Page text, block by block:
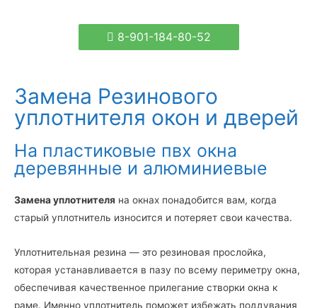
8-901-184-80-52
Замена Резинового
уплотнителя окон и дверей
На пластиковые пвх окна
деревянные и алюминиевые
Замена уплотнителя на окнах понадобится вам, когда
старый уплотнитель износится и потеряет свои качества.
Уплотнительная резина — это резиновая прослойка,
которая устанавливается в пазу по всему периметру окна,
обеспечивая качественное прилегание створки окна к
раме. Именно уплотнитель поможет избежать поддувания